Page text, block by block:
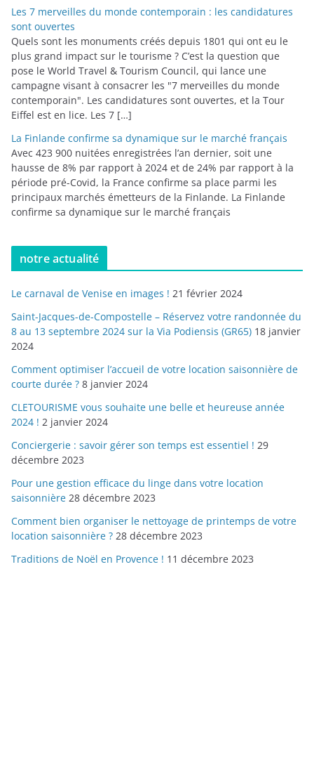
Les 7 merveilles du monde contemporain : les candidatures
sont ouvertes
Quels sont les monuments créés depuis 1801 qui ont eu le
plus grand impact sur le tourisme ? C’est la question que
pose le World Travel & Tourism Council, qui lance une
campagne visant à consacrer les "7 merveilles du monde
contemporain". Les candidatures sont ouvertes, et la Tour
Eiffel est en lice. Les 7 […]
La Finlande confirme sa dynamique sur le marché français
Avec 423 900 nuitées enregistrées l’an dernier, soit une
hausse de 8% par rapport à 2024 et de 24% par rapport à la
période pré-Covid, la France confirme sa place parmi les
principaux marchés émetteurs de la Finlande. La Finlande
confirme sa dynamique sur le marché français
notre actualité
Le carnaval de Venise en images ! 21 février 2024
Saint-Jacques-de-Compostelle – Réservez votre randonnée du
8 au 13 septembre 2024 sur la Via Podiensis (GR65) 18 janvier
2024
Comment optimiser l’accueil de votre location saisonnière de
courte durée ? 8 janvier 2024
CLETOURISME vous souhaite une belle et heureuse année
2024 ! 2 janvier 2024
Conciergerie : savoir gérer son temps est essentiel ! 29
décembre 2023
Pour une gestion efficace du linge dans votre location
saisonnière 28 décembre 2023
Comment bien organiser le nettoyage de printemps de votre
location saisonnière ? 28 décembre 2023
Traditions de Noël en Provence ! 11 décembre 2023